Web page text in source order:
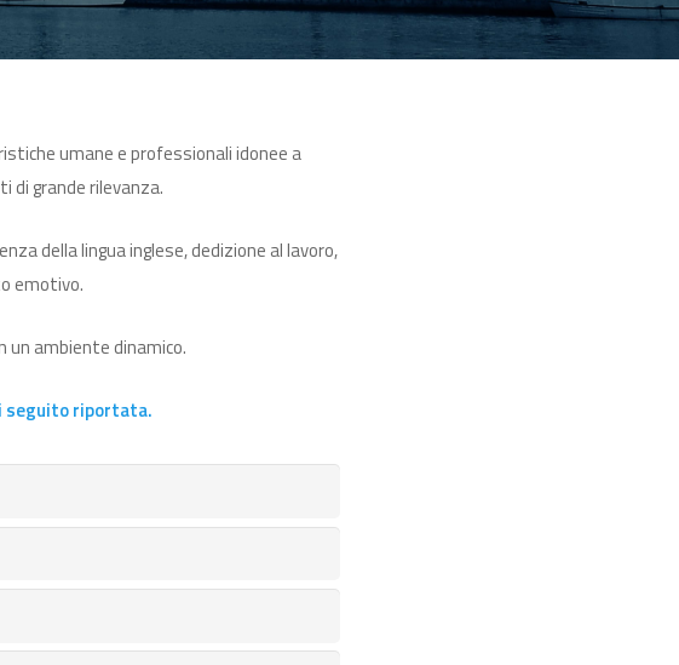
umane e professionali idonee a
di grande rilevanza.
della lingua inglese, dedizione al lavoro,
emotivo.
ambiente dinamico.
seguito riportata.